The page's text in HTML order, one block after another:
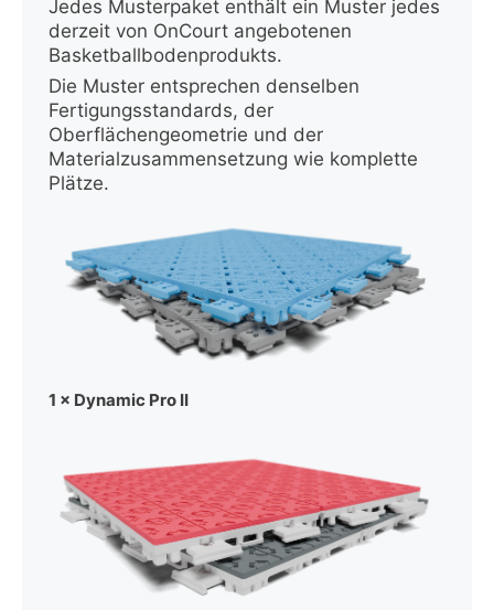
Jedes Musterpaket enthält ein Muster jedes
derzeit von OnCourt angebotenen
Basketballbodenprodukts.
Die Muster entsprechen denselben
Fertigungsstandards, der
Oberflächengeometrie und der
Materialzusammensetzung wie komplette
Plätze.
1 × Dynamic Pro II